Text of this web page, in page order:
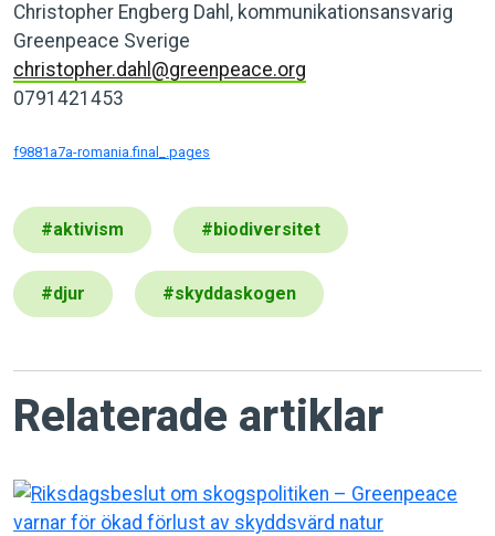
Christopher Engberg Dahl, kommunikationsansvarig
Greenpeace Sverige
christopher.dahl@greenpeace.org
0791421453
f9881a7a-romania.final_.pages
#aktivism #biodiversitet
#djur #skyddaskogen
Relaterade artiklar